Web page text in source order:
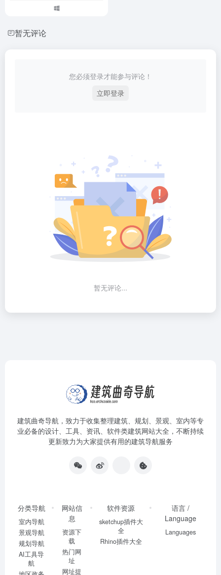
暂无评论
您必须登录才能参与评论！
立即登录
暂无评论...
建筑曲奇导航 ，致力于收集整理建筑、规划、景观、室内等专
业必备的设计、工具、资讯、软件类建筑网站大全，不断持续
更新致力为大家提供有用的建筑导航服务
分类导航
室内导航
景观导航
规划导航
AI工具导
航
网站信
息
资源下
载
热门网
址
网址提
软件资源
sketchup插件大
全
Rhino插件大全
语言 /
Language
Languages